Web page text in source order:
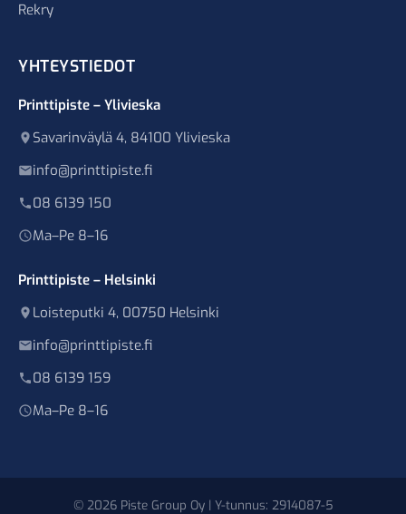
Rekry
YHTEYSTIEDOT
Printtipiste – Ylivieska
Savarinväylä 4, 84100 Ylivieska
info@printtipiste.fi
08 6139 150
Ma–Pe 8–16
Printtipiste – Helsinki
Loisteputki 4, 00750 Helsinki
info@printtipiste.fi
08 6139 159
Ma–Pe 8–16
© 2026 Piste Group Oy | Y-tunnus: 2914087-5